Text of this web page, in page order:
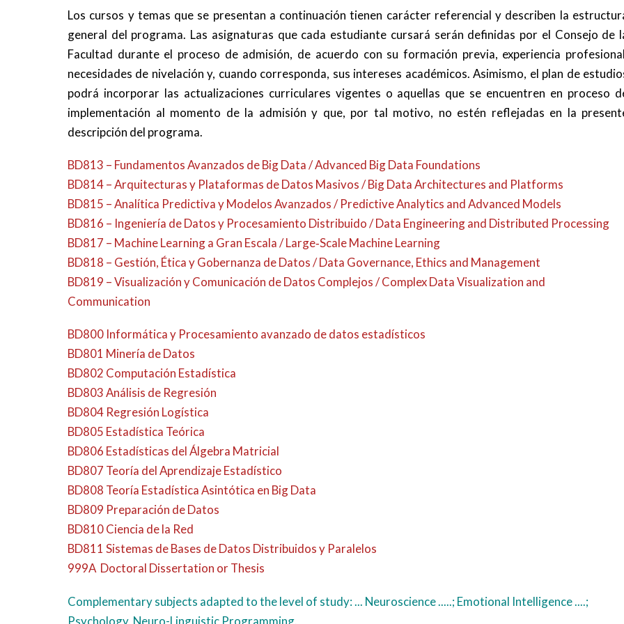
Los cursos y temas que se presentan a continuación tienen carácter referencial y describen la
general del programa. Las asignaturas que cada estudiante cursará serán definidas por el Consejo de
Facultad durante el proceso de admisión, de acuerdo con su formación previa, experiencia
necesidades de nivelación y, cuando corresponda, sus intereses académicos. Asimismo, el plan de
podrá incorporar las actualizaciones curriculares vigentes o aquellas que se encuentren en proceso
implementación al momento de la admisión y que, por tal motivo, no estén reflejadas en la
descripción del programa.
BD813 – Fundamentos Avanzados de Big Data / Advanced Big Data Foundations
BD814 – Arquitecturas y Plataformas de Datos Masivos / Big Data Architectures and Platforms
BD815 – Analítica Predictiva y Modelos Avanzados / Predictive Analytics and Advanced Models
BD816 – Ingeniería de Datos y Procesamiento Distribuido / Data Engineering and Distributed Processing
BD817 – Machine Learning a Gran Escala / Large‑Scale Machine Learning
BD818 – Gestión, Ética y Gobernanza de Datos / Data Governance, Ethics and Management
BD819 – Visualización y Comunicación de Datos Complejos / Complex Data Visualization and
Communication
BD800 Informática y Procesamiento avanzado de datos estadísticos
BD801 Minería de Datos
BD802 Computación Estadística
BD803 Análisis de Regresión
BD804 Regresión Logística
BD805 Estadística Teórica
BD806 Estadísticas del Álgebra Matricial
BD807 Teoría del Aprendizaje Estadístico
BD808 Teoría Estadística Asintótica en Big Data
BD809 Preparación de Datos
BD810 Ciencia de la Red
BD811 Sistemas de Bases de Datos Distribuidos y Paralelos
999A Doctoral Dissertation or Thesis
Complementary subjects adapted to the level of study: ... Neuroscience .....; Emotional Intelligence ....;
Psychology, Neuro-Linguistic Programming.